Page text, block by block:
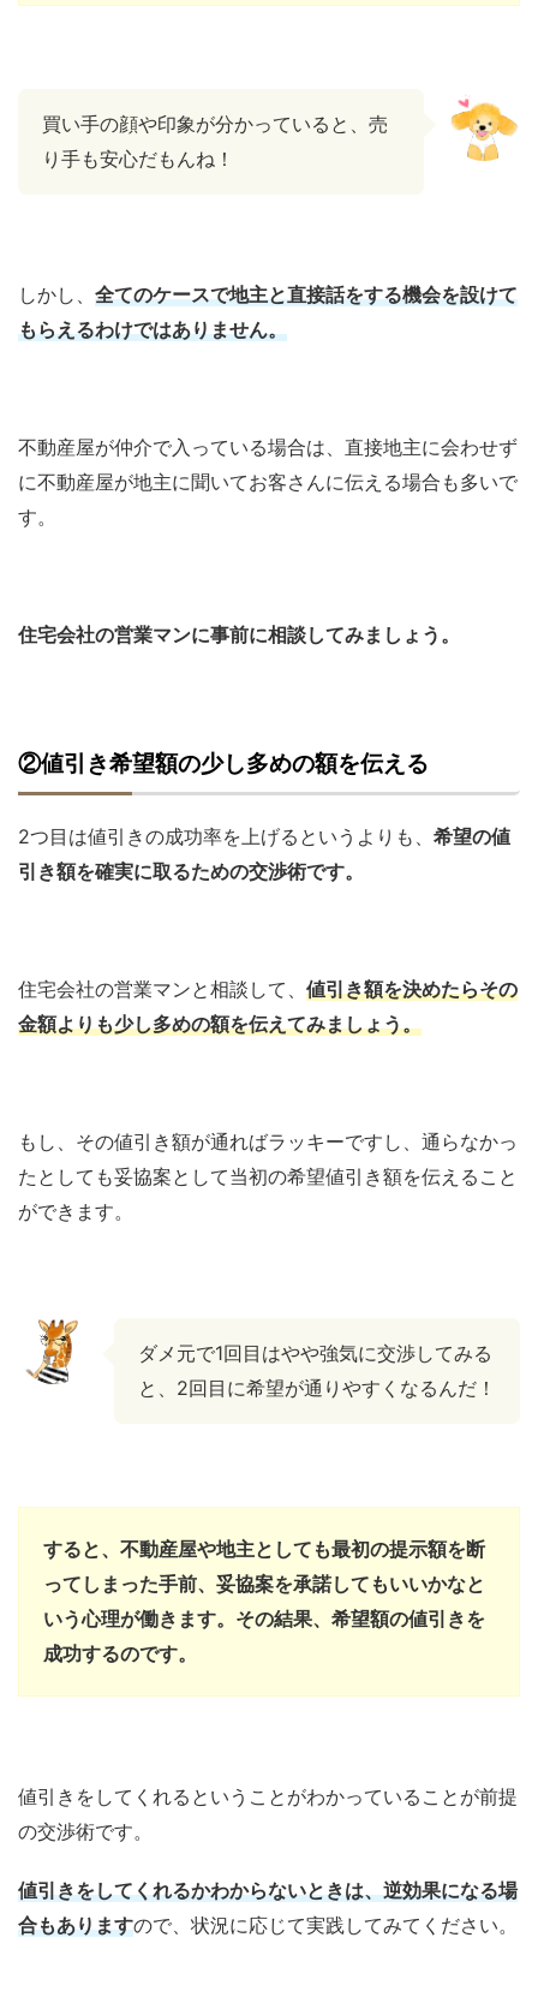
買い手の顔や印象が分かっていると、売
り手も安心だもんね！
しかし、 全てのケースで地主と直接話をする機会を設けて
もらえるわけではありません。
不動産屋が仲介で入っている場合は、直接地主に会わせず
に不動産屋が地主に聞いてお客さんに伝える場合も多いで
す。
住宅会社の営業マンに事前に相談してみましょう。
②値引き希望額の少し多めの額を伝える
2つ目は値引きの成功率を上げるというよりも、 希望の値
引き額を確実に取るための交渉術です。
住宅会社の営業マンと相談して、 値引き額を決めたらその
金額よりも少し多めの額を伝えてみましょう。
もし、その値引き額が通ればラッキーですし、通らなかっ
たとしても妥協案として当初の希望値引き額を伝えること
ができます。
ダメ元で1回目はやや強気に交渉してみる
と、2回目に希望が通りやすくなるんだ！
すると、不動産屋や地主としても最初の提示額を断
ってしまった手前、妥協案を承諾してもいいかなと
いう心理が働きます。その結果、希望額の値引きを
成功するのです。
値引きをしてくれるということがわかっていることが前提
の交渉術です。
値引きをしてくれるかわからないときは、逆効果になる場
合もありますので、状況に応じて実践してみてください。